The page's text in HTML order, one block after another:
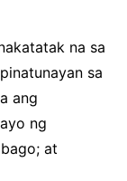
na sa
sa
ang
ng
at